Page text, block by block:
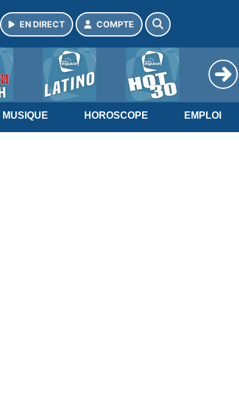
EN DIRECT COMPTE
MUSIQUE HOROSCOPE EMPLOI